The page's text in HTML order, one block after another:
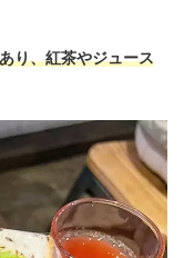
り、紅茶やジュース